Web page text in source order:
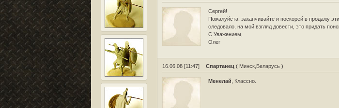
Сергей!
Пожалуйста, заканчивайте и поскорей в продажу
следовало, на мой взгляд довести, это придать
С Уважением,
Олег
16.06.08 [11:47] Спартанец ( Минск,Беларусь )
Менелай , Классно.